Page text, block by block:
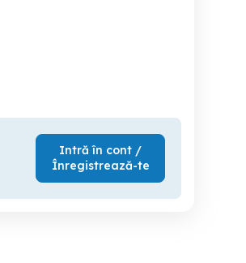
Intră în cont /
Înregistrează-te